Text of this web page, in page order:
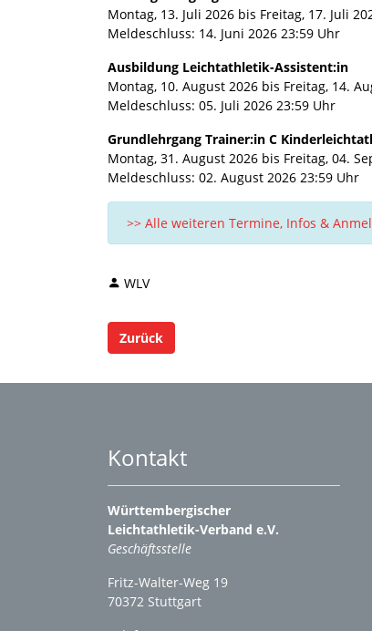
Montag, 13. Juli 2026 bis Freitag, 17. Juli
Meldeschluss: 14. Juni 2026 23:59 Uhr
Ausbildung Leichtathletik-Assistent:in
Montag, 10. August 2026 bis Freitag, 14.
Meldeschluss: 05. Juli 2026 23:59 Uhr
Grundlehrgang Trainer:in C
Montag, 31. August 2026 bis Freitag, 04.
Meldeschluss: 02. August 2026 23:59 Uhr
>> Alle weiteren Termine, Infos &
WLV
Zurück
Kontakt
Württembergischer
Leichtathletik-Verband e.V.
Geschäftsstelle
Fritz-Walter-Weg 19
70372 Stuttgart